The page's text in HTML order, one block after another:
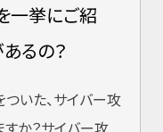
一挙にご紹
るの？
いた、サイバー攻
か？サイバー攻